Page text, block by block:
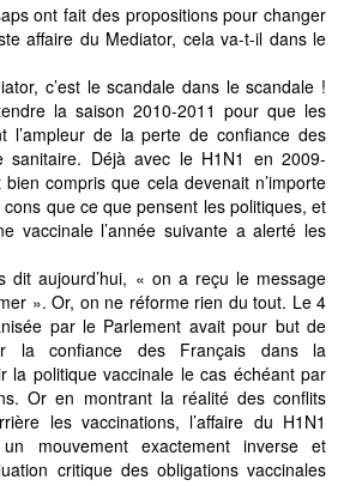
ont fait des propositions pour changer
affaire du Mediator, cela va-t-il dans le
c’est le scandale dans le scandale !
la saison 2010-2011 pour que les
l’ampleur de la perte de confiance des
sanitaire. Déjà avec le H1N1 en 2009-
compris que cela devenait n’importe
que ce que pensent les politiques, et
vaccinale l’année suivante a alerté les
dit aujourd’hui, « on a reçu le message
». Or, on ne réforme rien du tout. Le 4
par le Parlement avait pour but de
la confiance des Français dans la
la politique vaccinale le cas échéant par
Or en montrant la réalité des conflits
les vaccinations, l’affaire du H1N1
mouvement exactement inverse et
critique des obligations vaccinales